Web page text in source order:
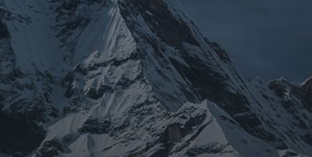
mars 2026
février 2026
décembre 2025
septembre 2024
août 2024